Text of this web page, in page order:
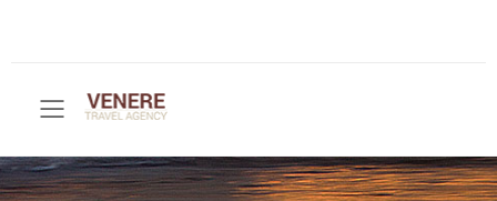
Toggle mobile menu